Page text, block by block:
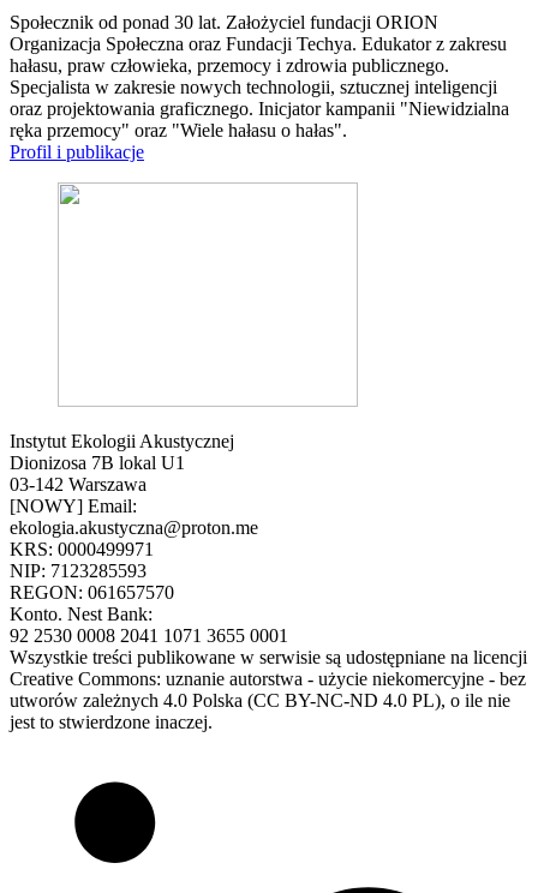
Społecznik od ponad 30 lat. Założyciel fundacji ORION
Organizacja Społeczna oraz Fundacji Techya. Edukator z zakresu
hałasu, praw człowieka, przemocy i zdrowia publicznego.
Specjalista w zakresie nowych technologii, sztucznej inteligencji
oraz projektowania graficznego. Inicjator kampanii "Niewidzialna
ręka przemocy" oraz "Wiele hałasu o hałas".
Profil i publikacje
Instytut Ekologii Akustycznej
Dionizosa 7B lokal U1
03-142 Warszawa
[NOWY] Email:
ekologia.akustyczna@proton.me
KRS: 0000499971
NIP: 7123285593
REGON: 061657570
Konto. Nest Bank:
92 2530 0008 2041 1071 3655 0001
Wszystkie treści publikowane w serwisie są udostępniane na licencji
Creative Commons: uznanie autorstwa - użycie niekomercyjne - bez
utworów zależnych 4.0 Polska (CC BY-NC-ND 4.0 PL), o ile nie
jest to stwierdzone inaczej.